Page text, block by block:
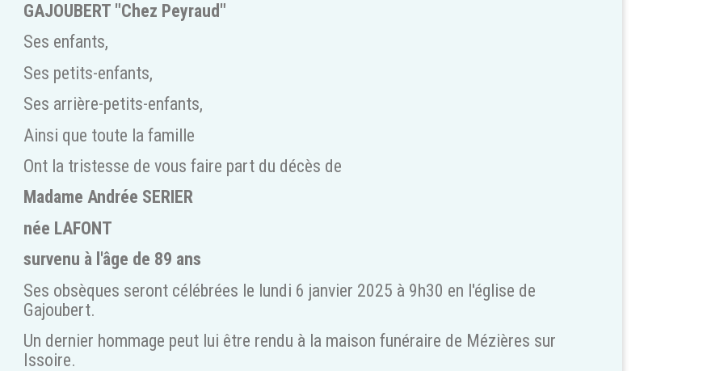
GAJOUBERT "Chez Peyraud"
Ses enfants,
Ses petits-enfants,
Ses arrière-petits-enfants,
Ainsi que toute la famille
Ont la tristesse de vous faire part du décès de
Madame Andrée SERIER
née LAFONT
survenu à l'âge de 89 ans
Ses obsèques seront célébrées le lundi 6 janvier 2025 à 9h30 en l'église de
Gajoubert.
Un dernier hommage peut lui être rendu à la maison funéraire de Mézières sur
Issoire.